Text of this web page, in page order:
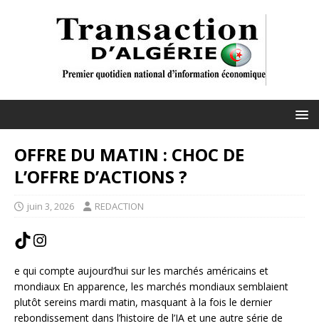
OFFRE DU MATIN : CHOC DE
L’OFFRE D’ACTIONS ?
juin 3, 2026 REDACTION
e qui compte aujourd’hui sur les marchés américains et
mondiaux En apparence, les marchés mondiaux semblaient
plutôt sereins mardi matin, masquant à la fois le dernier
rebondissement dans l’histoire de l’IA et une autre série de